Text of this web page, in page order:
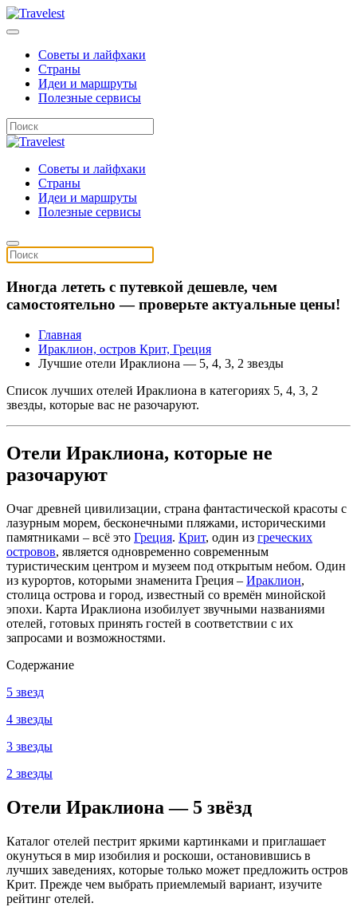
Советы и лайфхаки
Страны
Идеи и маршруты
Полезные сервисы
Советы и лайфхаки
Страны
Идеи и маршруты
Полезные сервисы
Иногда лететь с путевкой дешевле, чем
самостоятельно — проверьте актуальные цены!
Главная
Ираклион, остров Крит, Греция
Лучшие отели Ираклиона — 5, 4, 3, 2 звезды
Список лучших отелей Ираклиона в категориях 5, 4, 3, 2
звезды, которые вас не разочаруют.
Отели Ираклиона, которые не
разочаруют
Очаг древней цивилизации, страна фантастической красоты с
лазурным морем, бесконечными пляжами, историческими
памятниками – всё это Греция. Крит, один из греческих
островов, является одновременно современным
туристическим центром и музеем под открытым небом. Один
из курортов, которыми знаменита Греция – Ираклион,
столица острова и город, известный со времён минойской
эпохи. Карта Ираклиона изобилует звучными названиями
отелей, готовых принять гостей в соответствии с их
запросами и возможностями.
Содержание
5 звезд
4 звезды
3 звезды
2 звезды
Отели Ираклиона — 5 звёзд
Каталог отелей пестрит яркими картинками и приглашает
окунуться в мир изобилия и роскоши, остановившись в
лучших заведениях, которые только может предложить остров
Крит. Прежде чем выбрать приемлемый вариант, изучите
рейтинг отелей.